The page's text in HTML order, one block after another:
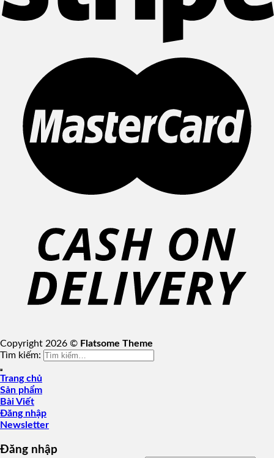
Copyright 2026 © Flatsome Theme
Tìm kiếm:
Trang chủ
Sản phẩm
Bài Viết
Đăng nhập
Newsletter
Đăng nhập